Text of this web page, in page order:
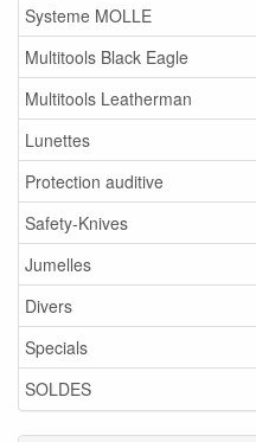
Systeme MOLLE
Multitools Black Eagle
Multitools Leatherman
Lunettes
Protection auditive
Safety-Knives
Jumelles
Divers
Specials
SOLDES